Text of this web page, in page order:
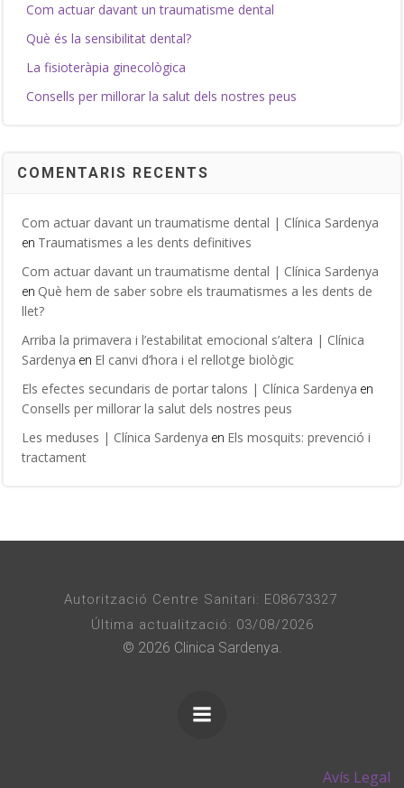
Com actuar davant un traumatisme dental
Què és la sensibilitat dental?
La fisioteràpia ginecològica
Consells per millorar la salut dels nostres peus
COMENTARIS RECENTS
Com actuar davant un traumatisme dental | Clínica Sardenya
en Traumatismes a les dents definitives
Com actuar davant un traumatisme dental | Clínica Sardenya
en Què hem de saber sobre els traumatismes a les dents de
llet?
Arriba la primavera i l’estabilitat emocional s’altera | Clínica
Sardenya en El canvi d’hora i el rellotge biològic
Els efectes secundaris de portar talons | Clínica Sardenya en
Consells per millorar la salut dels nostres peus
Les meduses | Clínica Sardenya en Els mosquits: prevenció i
tractament
Autorització Centre Sanitari: E08673327
Última actualització: 03/08/2026
© 2026 Clinica Sardenya.
Avís Legal